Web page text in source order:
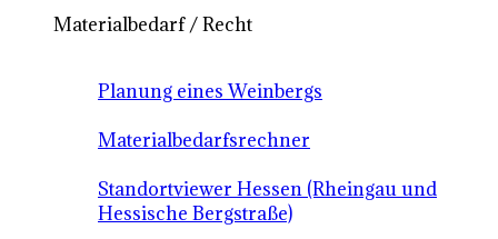
Materialbedarf / Recht
Planung eines Weinbergs
Materialbedarfsrechner
Standortviewer Hessen (Rheingau und
Hessische Bergstraße)